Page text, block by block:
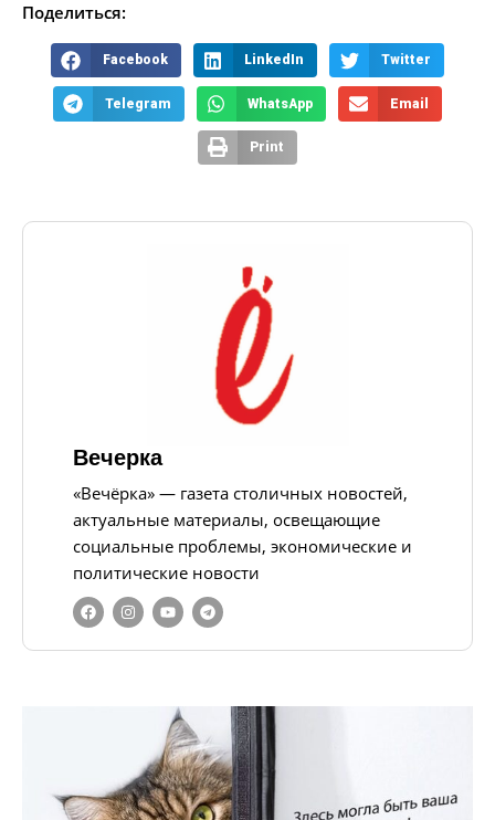
Поделиться:
Facebook LinkedIn Twitter
Telegram WhatsApp Email
Print
Вечерка
«Вечёрка» — газета столичных новостей,
актуальные материалы, освещающие
социальные проблемы, экономические и
политические новости